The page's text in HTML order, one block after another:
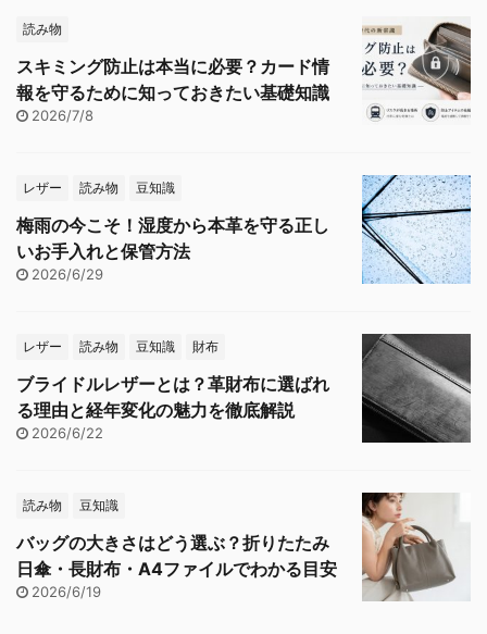
読み物
スキミング防止は本当に必要？カード情
報を守るために知っておきたい基礎知識
2026/7/8
レザー 読み物 豆知識
梅雨の今こそ！湿度から本革を守る正し
いお手入れと保管方法
2026/6/29
レザー 読み物 豆知識 財布
ブライドルレザーとは？革財布に選ばれ
る理由と経年変化の魅力を徹底解説
2026/6/22
読み物 豆知識
バッグの大きさはどう選ぶ？折りたたみ
日傘・長財布・A4ファイルでわかる目安
2026/6/19